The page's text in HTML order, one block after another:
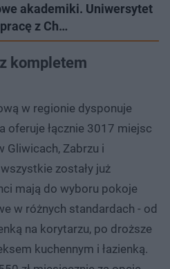
akademiki. Uniwersytet
z Ch…
kompletem
w regionie dysponuje
oferuje łącznie 3017 miejsc
Gliwicach, Zabrzu i
zostały już
mają do wyboru pokoje
w różnych standardach - od
na korytarzu, po droższe
kuchennym i łazienką.